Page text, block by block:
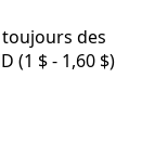
toujours des
(1 $ - 1,60 $)